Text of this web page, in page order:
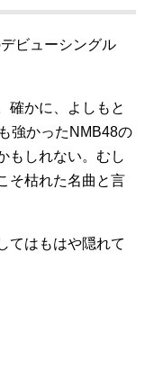
ビューシングル
確かに、よしもと
強かったNMB48の
もしれない。むし
そ枯れた名曲と言
てはもはや隠れて